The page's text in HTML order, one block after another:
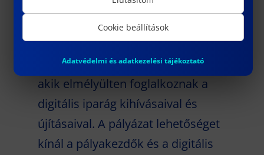
A korábbi évekhez hasonlóan a cél
idén is az, hogy támogassák
azokat a hallgatókat és oktatókat,
akik elmélyülten foglalkoznak a
digitális iparág kihívásaival és
újításaival. A pályázat lehetőséget
kínál a pályakezdők és a digitális
Cookie beállítások
Adatvédelmi és adatkezelési tájékoztató